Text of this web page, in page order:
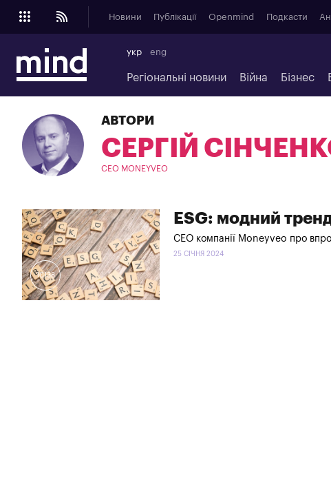
Новини Публікації Openmind Подкасти
укр eng
Регіональні новини Війна Бізнес
АВТОРИ
СЕРГІЙ
СЕО MONEYVEO
10138
ESG: модний
СЕО компанії Moneyveo про
25 СІЧНЯ 2024